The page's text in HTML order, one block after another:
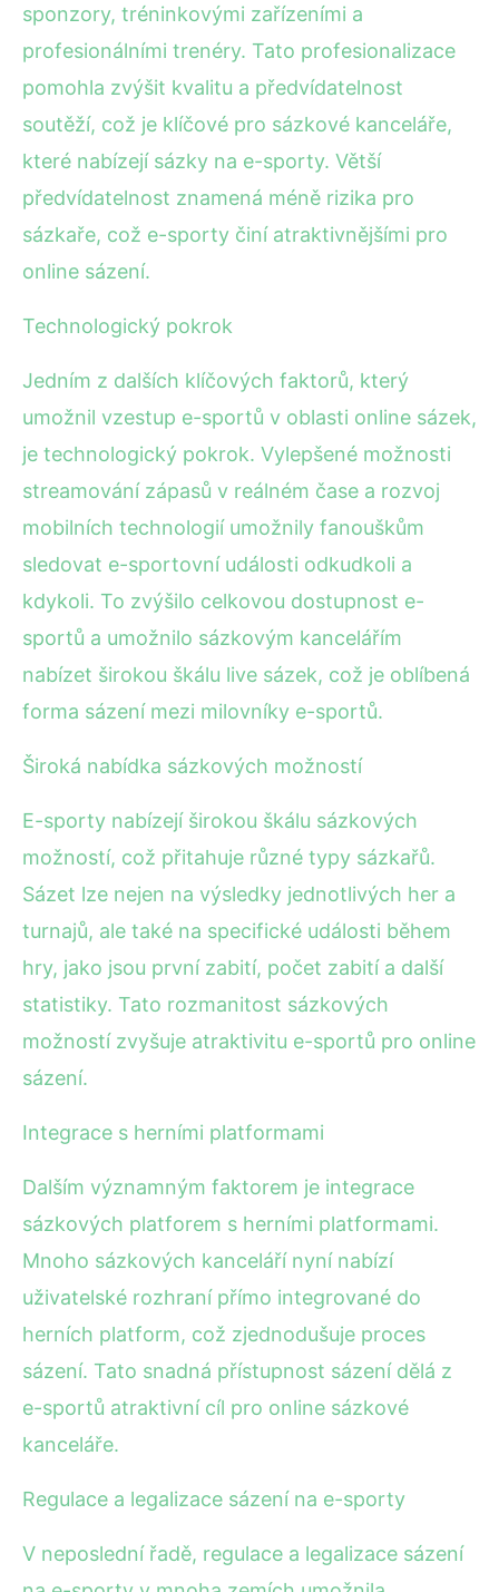
sponzory, tréninkovými zařízeními a
profesionálními trenéry. Tato profesionalizace
pomohla zvýšit kvalitu a předvídatelnost
soutěží, což je klíčové pro sázkové kanceláře,
které nabízejí sázky na e-sporty. Větší
předvídatelnost znamená méně rizika pro
sázkaře, což e-sporty činí atraktivnějšími pro
online sázení.
Technologický pokrok
Jedním z dalších klíčových faktorů, který
umožnil vzestup e-sportů v oblasti online sázek,
je technologický pokrok. Vylepšené možnosti
streamování zápasů v reálném čase a rozvoj
mobilních technologií umožnily fanouškům
sledovat e-sportovní události odkudkoli a
kdykoli. To zvýšilo celkovou dostupnost e-
sportů a umožnilo sázkovým kancelářím
nabízet širokou škálu live sázek, což je oblíbená
forma sázení mezi milovníky e-sportů.
Široká nabídka sázkových možností
E-sporty nabízejí širokou škálu sázkových
možností, což přitahuje různé typy sázkařů.
Sázet lze nejen na výsledky jednotlivých her a
turnajů, ale také na specifické události během
hry, jako jsou první zabití, počet zabití a další
statistiky. Tato rozmanitost sázkových
možností zvyšuje atraktivitu e-sportů pro online
sázení.
Integrace s herními platformami
Dalším významným faktorem je integrace
sázkových platforem s herními platformami.
Mnoho sázkových kanceláří nyní nabízí
uživatelské rozhraní přímo integrované do
herních platform, což zjednodušuje proces
sázení. Tato snadná přístupnost sázení dělá z
e-sportů atraktivní cíl pro online sázkové
kanceláře.
Regulace a legalizace sázení na e-sporty
V neposlední řadě, regulace a legalizace sázení